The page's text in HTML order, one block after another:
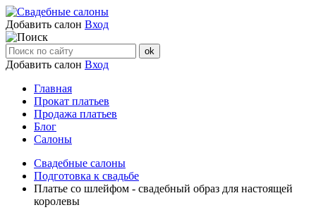
Добавить салон Вход
Добавить салон Вход
Главная
Прокат платьев
Продажа платьев
Блог
Салоны
Свадебные салоны
Подготовка к свадьбе
Платье со шлейфом - свадебный образ для настоящей
королевы